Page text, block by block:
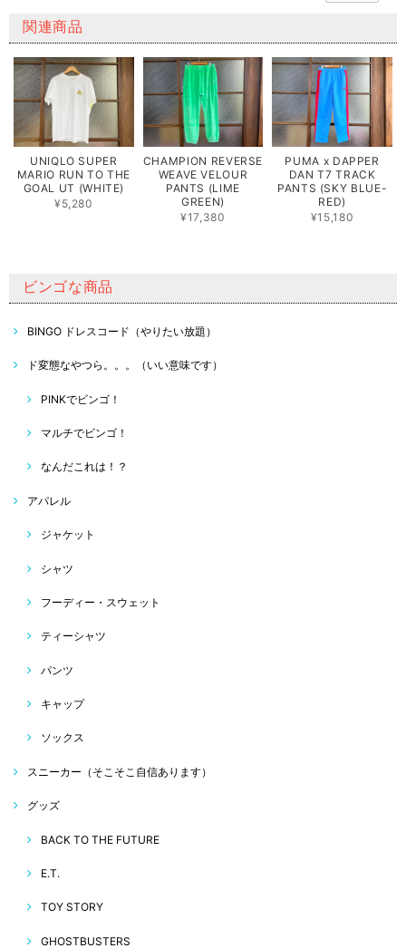
関連商品
UNIQLO SUPER
MARIO RUN TO THE
GOAL UT (WHITE)
¥5,280
CHAMPION REVERSE
WEAVE VELOUR
PANTS (LIME
GREEN)
¥17,380
PUMA x DAPPER
DAN T7 TRACK
PANTS (SKY BLUE-
RED)
¥15,180
ビンゴな商品
BINGO ドレスコード（やりたい放題）
ド変態なやつら。。。（いい意味です）
PINKでビンゴ！
マルチでビンゴ！
なんだこれは！？
アパレル
ジャケット
シャツ
フーディー・スウェット
ティーシャツ
パンツ
キャップ
ソックス
スニーカー（そこそこ自信あります）
グッズ
BACK TO THE FUTURE
E.T.
TOY STORY
GHOSTBUSTERS